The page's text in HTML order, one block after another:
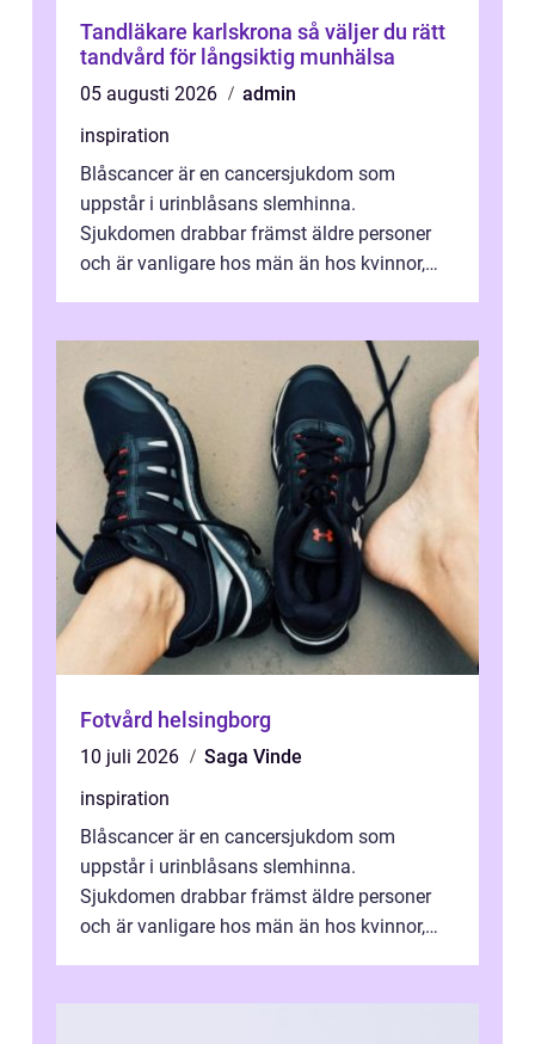
Tandläkare karlskrona så väljer du rätt
tandvård för långsiktig munhälsa
05 augusti 2026
admin
inspiration
Blåscancer är en cancersjukdom som
uppstår i urinblåsans slemhinna.
Sjukdomen drabbar främst äldre personer
och är vanligare hos män än hos kvinnor,
Fotvård helsingborg
10 juli 2026
Saga Vinde
inspiration
Blåscancer är en cancersjukdom som
uppstår i urinblåsans slemhinna.
Sjukdomen drabbar främst äldre personer
och är vanligare hos män än hos kvinnor,